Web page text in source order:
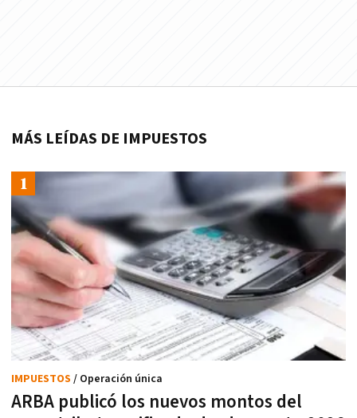
MÁS LEÍDAS DE IMPUESTOS
ARBA publicó los nuevos montos del
IMPUESTOS / Operación única